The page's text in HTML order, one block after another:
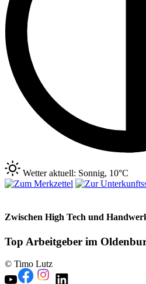
Wetter aktuell: Sonnig, 10°C
Zwischen High Tech und
Top Arbeitgeber im
© Timo Lutz